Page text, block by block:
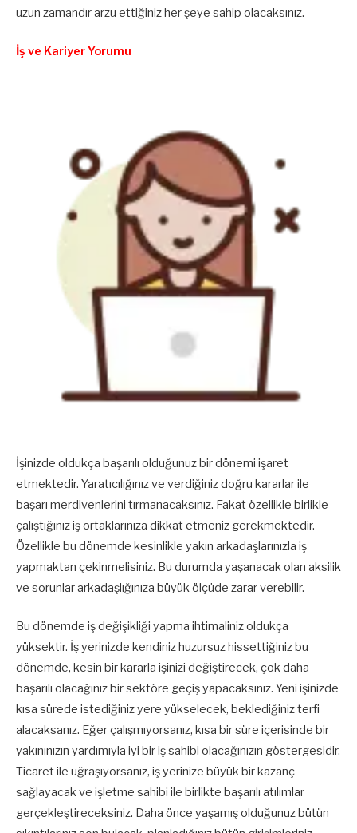
uzun zamandır arzu ettiğiniz her şeye sahip olacaksınız.
İş ve Kariyer Yorumu
İşinizde oldukça başarılı olduğunuz bir dönemi işaret
etmektedir. Yaratıcılığınız ve verdiğiniz doğru kararlar ile
başarı merdivenlerini tırmanacaksınız. Fakat özellikle birlikle
çalıştığınız iş ortaklarınıza dikkat etmeniz gerekmektedir.
Özellikle bu dönemde kesinlikle yakın arkadaşlarınızla iş
yapmaktan çekinmelisiniz. Bu durumda yaşanacak olan aksilik
ve sorunlar arkadaşlığınıza büyük ölçüde zarar verebilir.
Bu dönemde iş değişikliği yapma ihtimaliniz oldukça
yüksektir. İş yerinizde kendiniz huzursuz hissettiğiniz bu
dönemde, kesin bir kararla işinizi değiştirecek, çok daha
başarılı olacağınız bir sektöre geçiş yapacaksınız. Yeni işinizde
kısa sürede istediğiniz yere yükselecek, beklediğiniz terfi
alacaksanız. Eğer çalışmıyorsanız, kısa bir süre içerisinde bir
yakınınızın yardımıyla iyi bir iş sahibi olacağınızın göstergesidir.
Ticaret ile uğraşıyorsanız, iş yerinize büyük bir kazanç
sağlayacak ve işletme sahibi ile birlikte başarılı atılımlar
gerçekleştireceksiniz. Daha önce yaşamış olduğunuz bütün